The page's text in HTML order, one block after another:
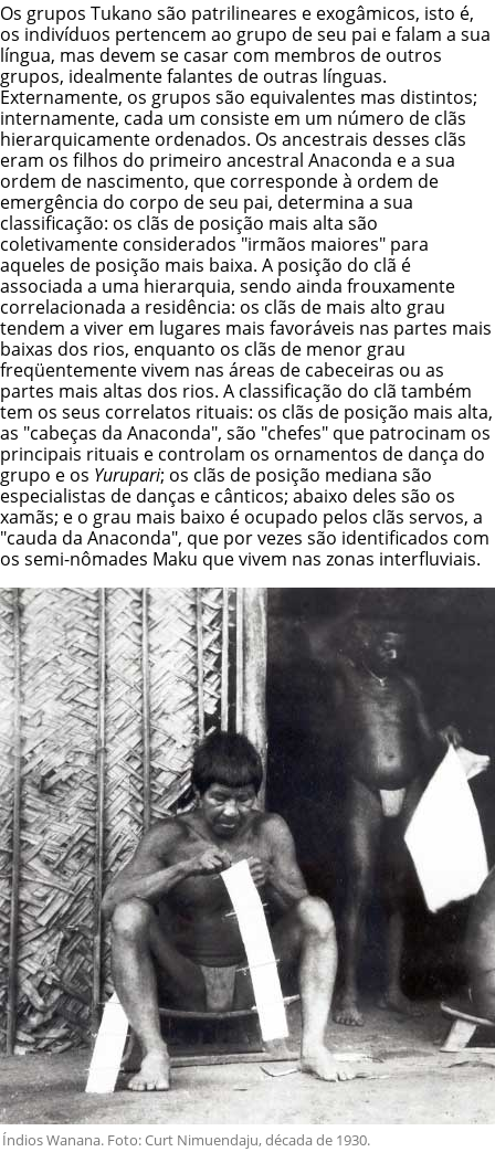
Os grupos Tukano são patrilineares e exogâmicos, isto é,
os indivíduos pertencem ao grupo de seu pai e falam a sua
língua, mas devem se casar com membros de outros
grupos, idealmente falantes de outras línguas.
Externamente, os grupos são equivalentes mas distintos;
internamente, cada um consiste em um número de clãs
hierarquicamente ordenados. Os ancestrais desses clãs
eram os filhos do primeiro ancestral Anaconda e a sua
ordem de nascimento, que corresponde à ordem de
emergência do corpo de seu pai, determina a sua
classificação: os clãs de posição mais alta são
coletivamente considerados "irmãos maiores" para
aqueles de posição mais baixa. A posição do clã é
associada a uma hierarquia, sendo ainda frouxamente
correlacionada a residência: os clãs de mais alto grau
tendem a viver em lugares mais favoráveis nas partes mais
baixas dos rios, enquanto os clãs de menor grau
freqüentemente vivem nas áreas de cabeceiras ou as
partes mais altas dos rios. A classificação do clã também
tem os seus correlatos rituais: os clãs de posição mais alta,
as "cabeças da Anaconda", são "chefes" que patrocinam os
principais rituais e controlam os ornamentos de dança do
grupo e os Yurupari; os clãs de posição mediana são
especialistas de danças e cânticos; abaixo deles são os
xamãs; e o grau mais baixo é ocupado pelos clãs servos, a
"cauda da Anaconda", que por vezes são identificados com
os semi-nômades Maku que vivem nas zonas interfluviais.
Índios Wanana. Foto: Curt Nimuendaju, década de 1930.